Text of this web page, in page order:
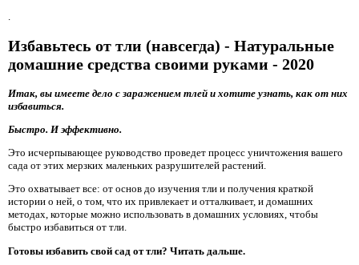
.
Избавьтесь от тли (навсегда) - Натуральные
домашние средства своими руками - 2020
Итак, вы имеете дело с заражением тлей и хотите узнать, как от них
избавиться.
Быстро. И эффективно.
Это исчерпывающее руководство проведет процесс уничтожения вашего
сада от этих мерзких маленьких разрушителей растений.
Это охватывает все: от основ до изучения тли и получения краткой
истории о ней, о том, что их привлекает и отталкивает, и домашних
методах, которые можно использовать в домашних условиях, чтобы
быстро избавиться от тли.
Готовы избавить свой сад от тли? Читать дальше.